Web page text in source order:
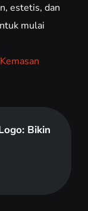
estetis, dan
mulai
Bikin